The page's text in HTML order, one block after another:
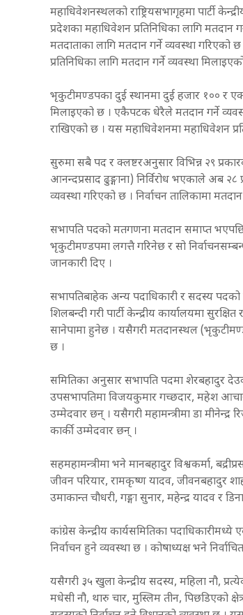
महाधिवेशनस्थलको राष्ट्रियसभागृहमा पार्टी
प्रदेशका महाधिवेशन प्रतिनिधिका लागि
मतदाताका लागि मतदान गर्ने व्यवस्था
प्रतिनिधिका लागि मतदान गर्ने व्यवस्था
भृकुटीमण्डपका दुई स्थानमा दुई हजार १०० र एक
मिलाइएको छ । एकैपटक धेरैले मतदान गर्ने
राखिएको छ । यस महाधिवेशनमा महाधिवेशन
सुरुमा सबै पद र क्लष्टरअनुसार विभिन्न २९
आनन्दप्रसाद ढुङ्गाना) निर्विरोध भएकाले अब
व्यवस्था गरिएको छ । निर्वाचन तालिकामा
सभापति पदको मतगणना मतदान समाप्त भएपछि
भृकुटीमण्डपमा लगत्तै गरिनेछ र सो
जानकारी दिए ।
सभापतिबाहेक अन्य पदाधिकारी र सदस्य पदको
शिलबन्दी गरी पार्टी केन्द्रीय कार्यालयमा
सानेपामा हुनेछ । यसैगरी मतदानस्थल
छ ।
समितिका अनुसार सभापति पदमा शेरबहादुर
उपसभापतिमा विजयकुमार गच्छदार, महेश
उम्मेदवार छन् । यसैगरी महामन्त्रीमा डा मीनेन्द्र
कार्की उम्मेदवार छन् ।
सहमहामन्त्रीमा भने मानबहादुर विश्वकर्मा,
जीवन परियार, रामकृष्ण यादव, जीवनबहादुर
उमाकान्त चौधरी, गङ्गा सुनार, महेन्द्र यादव र
कांग्रेस केन्द्रीय कार्यसमितिका
निर्वाचन हुने व्यवस्था छ । कोषाध्यक्ष भने
यसैगरी ३५ खुला केन्द्रीय सदस्य, महिला नौ,
मधेसी नौ, थारु चार, मुस्लिम तीन, पिछडिएको